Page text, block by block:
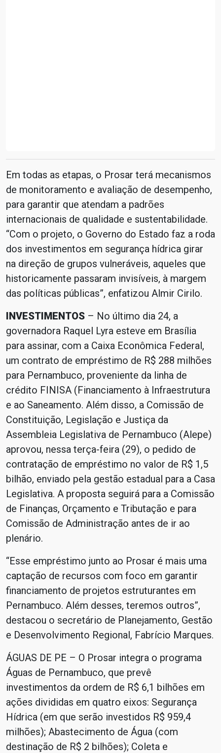
Em todas as etapas, o Prosar terá mecanismos
de monitoramento e avaliação de desempenho,
para garantir que atendam a padrões
internacionais de qualidade e sustentabilidade.
“Com o projeto, o Governo do Estado faz a roda
dos investimentos em segurança hídrica girar
na direção de grupos vulneráveis, aqueles que
historicamente passaram invisíveis, à margem
das políticas públicas”, enfatizou Almir Cirilo.
INVESTIMENTOS – No último dia 24, a
governadora Raquel Lyra esteve em Brasília
para assinar, com a Caixa Econômica Federal,
um contrato de empréstimo de R$ 288 milhões
para Pernambuco, proveniente da linha de
crédito FINISA (Financiamento à Infraestrutura
e ao Saneamento. Além disso, a Comissão de
Constituição, Legislação e Justiça da
Assembleia Legislativa de Pernambuco (Alepe)
aprovou, nessa terça-feira (29), o pedido de
contratação de empréstimo no valor de R$ 1,5
bilhão, enviado pela gestão estadual para a Casa
Legislativa. A proposta seguirá para a Comissão
de Finanças, Orçamento e Tributação e para
Comissão de Administração antes de ir ao
plenário.
“Esse empréstimo junto ao Prosar é mais uma
captação de recursos com foco em garantir
financiamento de projetos estruturantes em
Pernambuco. Além desses, teremos outros”,
destacou o secretário de Planejamento, Gestão
e Desenvolvimento Regional, Fabrício Marques.
ÁGUAS DE PE – O Prosar integra o programa
Águas de Pernambuco, que prevê
investimentos da ordem de R$ 6,1 bilhões em
ações divididas em quatro eixos: Segurança
Hídrica (em que serão investidos R$ 959,4
milhões); Abastecimento de Água (com
destinação de R$ 2 bilhões); Coleta e